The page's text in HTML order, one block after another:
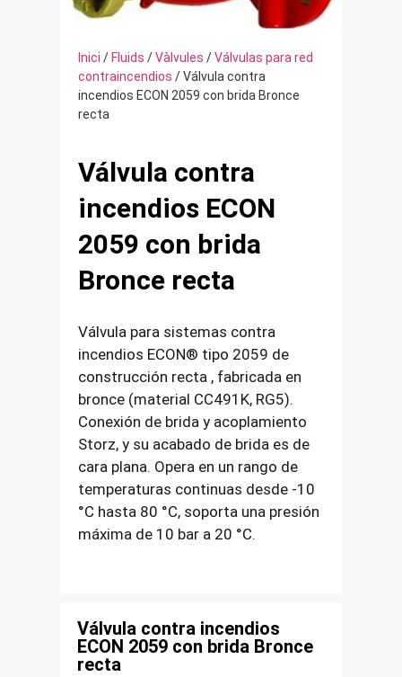
Inici /Fluids /Vàlvules /Válvulas para red
contraincendios / Válvula contra
incendios ECON 2059 con brida Bronce
recta
Válvula contra
incendios ECON
2059 con brida
Bronce recta
Válvula para sistemas contra
incendios ECON® tipo 2059 de
construcción recta , fabricada en
bronce (material CC491K, RG5).
Conexión de brida y acoplamiento
Storz, y su acabado de brida es de
cara plana. Opera en un rango de
temperaturas continuas desde -10
°C hasta 80 °C, soporta una presión
máxima de 10 bar a 20 °C.
Válvula contra incendios
ECON 2059 con brida Bronce
recta